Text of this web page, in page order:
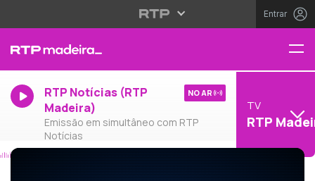
Entrar
RTP Notícias (RTP
Madeira)
Emissão em simultâneo com RTP
Notícias
NO AR
TV
RTP